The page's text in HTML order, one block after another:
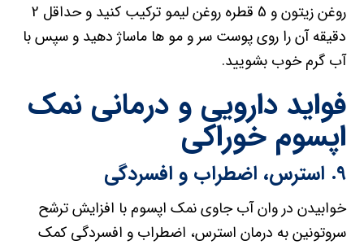
روغن زیتون و 5 قطره روغن لیمو ترکیب کنید و حداقل 2
دقیقه آن را روی پوست سر و مو ها ماساژ دهید و سپس با
آب گرم خوب بشویید.
فواید دارویی و درمانی نمک
اپسوم خوراکی
9. استرس، اضطراب و افسردگی
خوابیدن در وان آب جاوی نمک اپسوم با افزایش ترشح
سروتونین به درمان استرس، اضطراب و افسردگی کمک